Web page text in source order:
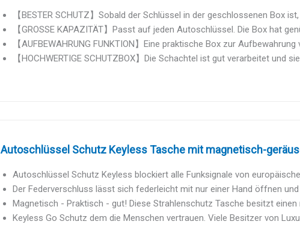
【BESTER SCHUTZ】Sobald der Schlüssel in der geschlossenen Box
【GROSSE KAPAZITÄT】Passt auf jeden Autoschlüssel. Die Box hat
【AUFBEWAHRUNG FUNKTION】Eine praktische Box zur
【HOCHWERTIGE SCHUTZBOX】Die Schachtel ist gut verarbeitet und
Autoschlüssel Schutz Keyless Tasche mit magnetisch-
Autoschlüssel Schutz Keyless blockiert alle Funksignale von
Der Federverschluss lässt sich federleicht mit nur einer Hand öffnen und
Magnetisch - Praktisch - gut! Diese Strahlenschutz Tasche besitzt einen
Keyless Go Schutz dem die Menschen vertrauen. Viele Besitzer von